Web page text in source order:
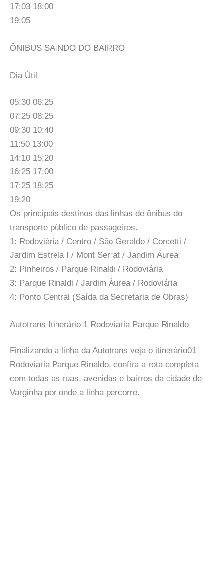
17:03 18:00
19:05
ÔNIBUS SAINDO DO BAIRRO
Dia Útil
05:30 06:25
07:25 08:25
09:30 10:40
11:50 13:00
14:10 15:20
16:25 17:00
17:25 18:25
19:20
Os principais destinos das linhas de ônibus do
transporte público de passageiros.
1: Rodoviária / Centro / São Geraldo / Corcetti /
Jardim Estrela I / Mont Serrat / Jandim Áurea
2: Pinheiros / Parque Rinaldi / Rodoviária
3: Parque Rinaldi / Jardim Áurea / Rodoviária
4: Ponto Central (Saída da Secretaria de Obras)
Autotrans Itinerário 1 Rodoviaria Parque Rinaldo
Finalizando a linha da Autotrans veja o itinerário01
Rodoviaria Parque Rinaldo, confira a rota completa
com todas as ruas, avenidas e bairros da cidade de
Varginha por onde a linha percorre.